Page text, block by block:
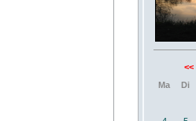
<<
Ma
Di